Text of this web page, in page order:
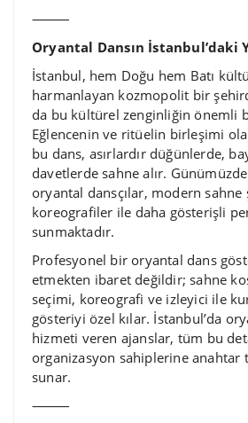
⸻
Oryantal Dansın İstanbul’daki
İstanbul, hem Doğu hem Batı
harmanlayan kozmopolit bir
da bu kültürel zenginliğin önemli
Eğlencenin ve ritüelin birleşimi
bu dans, asırlardır düğünlerde,
davetlerde sahne alır.
oryantal dansçılar, modern sahne
koreografiler ile daha gösterişli
sunmaktadır.
Profesyonel bir oryantal dans
etmekten ibaret değildir; sahne
seçimi, koreografi ve izleyici ile
gösteriyi özel kılar. İstanbul’da
hizmeti veren ajanslar, tüm bu
organizasyon sahiplerine anahtar
sunar.
⸻